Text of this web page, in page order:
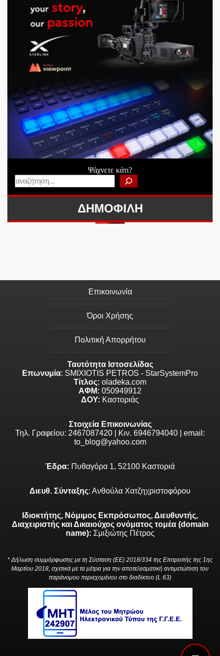
Ψάχνετε κάτι?
ΔΗΜΟΦΙΛΗ
Επικοινωνία
Όροι Χρήσης
Πολιτική Απορρήτου
Ταυτότητα Ιστοσελίδας
Επωνυμία: SMIXIOTIS PETROS - StarSystemPro
Τίτλος: oladeka.com
ΑΦΜ: 050949912
ΔΟΥ: Καστοριάς
Στοιχεία Επικοινωνίας
Τηλ. Γραφείου: 2467087420 | Κιν. 6946794040 | email:
to_blog@yahoo.com
Έδρα: Πυθαγόρα 1, 52100 Καστοριά
Διευθ. Σύνταξης: Ανθούλα Χατζηχριστοφόρου
Ιδιοκτήτης, Νόμιμος Εκπρόσωπος, Διευθυντής,
Διαχειριστής και Δικαιούχος ονόματος τομέα (domain
name): Σμιξιώτης Πέτρος
* Δήλωση συμμόρφωσης με τη Σύσταση (ΕΕ) 2018/334 της Επιτροπής της 1ης
Μαρτίου 2018, σχετικά με τα μέτρα για την αποτελεσματική αντιμετώπιση του
παράνομου περιεχομένου στο διαδίκτυο (L 63)